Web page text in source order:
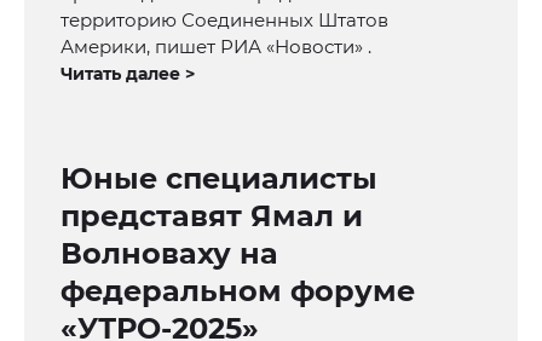
территорию Соединенных Штатов
Америки, пишет РИА «Новости» .
Читать далее >
Юные специалисты
представят Ямал и
Волноваху на
федеральном форуме
«УТРО-2025»